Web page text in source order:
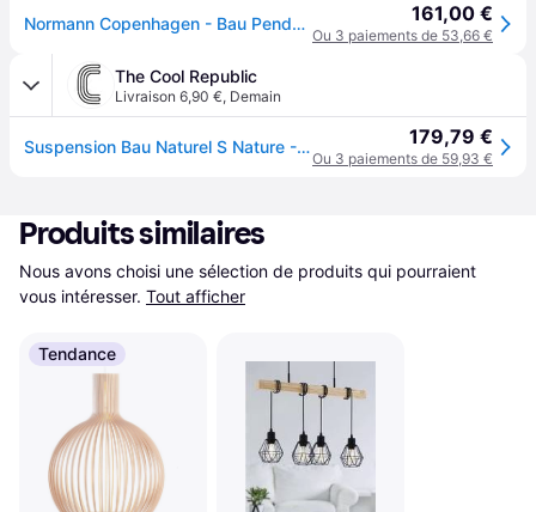
Normann Copenhagen - Bau Pendant - Suspension - natur/BxH 57.5 x 44cm 161,00 €
Ou 3 paiements de 53,66 €
The Cool Republic
Livraison 6,90 €, Demain
Suspension Bau Naturel S Nature - Normann Copenhagen 179,79 €
Ou 3 paiements de 59,93 €
Produits similaires
Nous avons choisi une sélection de produits qui pourraient
vous intéresser. Tout afficher
Tendance